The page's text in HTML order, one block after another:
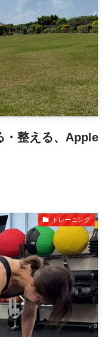
・整える、Apple
トレーニング